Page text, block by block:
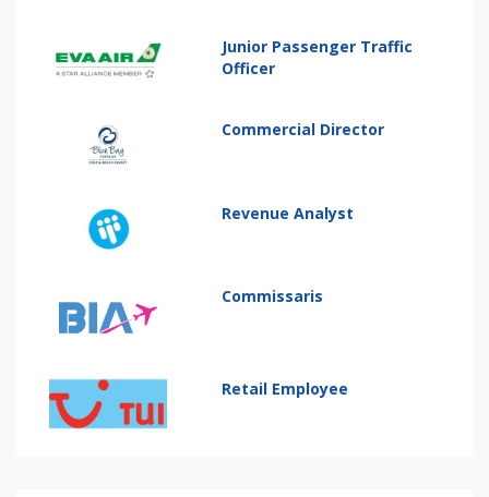
Junior Passenger Traffic
Officer
Commercial Director
Revenue Analyst
Commissaris
Retail Employee